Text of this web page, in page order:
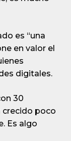
es “una
en valor el
digitales.
30
crecido poco
Es algo